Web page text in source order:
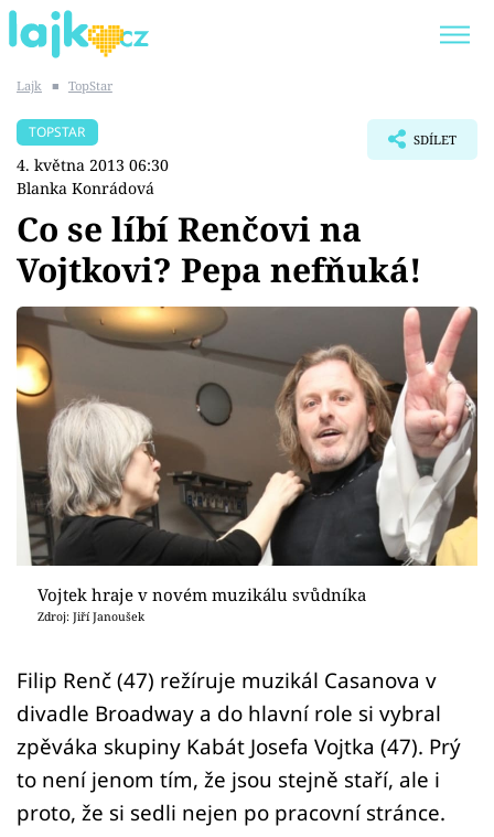
SHOPAHOLICADEL
Témata
Showbyznys
Youtubeři
Virály
Sex a vztahy
Videa
Sledujte prima+
Přihlášení
Sledujte nás
Lajk ■ TopStar
TOPSTAR
4. května 2013 06:30
Blanka Konrádová
SDÍLET
Co se líbí Renčovi na
Vojtkovi? Pepa nefňuká!
Vojtek hraje v novém muzikálu svůdníka
Zdroj: Jiří Janoušek
Filip Renč (47) režíruje muzikál Casanova v
divadle Broadway a do hlavní role si vybral
zpěváka skupiny Kabát Josefa Vojtka (47). Prý
to není jenom tím, že jsou stejně staří, ale i
proto, že si sedli nejen po pracovní stránce.